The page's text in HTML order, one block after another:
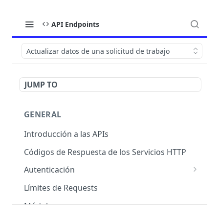
API Endpoints
Actualizar datos de una solicitud de trabajo
JUMP TO
GENERAL
Introducción a las APIs
Códigos de Respuesta de los Servicios HTTP
Autenticación
OAuth 2.0
Límites de Requests
Módulos